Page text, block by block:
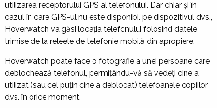
utilizarea receptorului GPS al telefonului. Dar chiar și în
cazul în care GPS-ul nu este disponibil pe dispozitivul dvs.,
Hoverwatch va găsi locația telefonului folosind datele
trimise de la releele de telefonie mobilă din apropiere.
Hoverwatch poate face o fotografie a unei persoane care
deblochează telefonul, permițându-vă să vedeți cine a
utilizat (sau cel puțin cine a deblocat) telefoanele copiilor
dvs. în orice moment.